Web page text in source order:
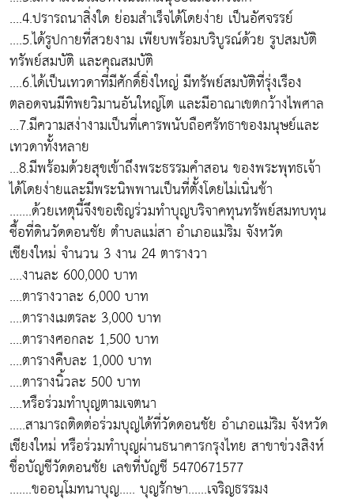
....4.ปรารถนาสิ่งใด ย่อมสำเร็จได้โดยง่าย เป็นอัศจรรย์
....5.ได้รูปกายที่สวยงาม เพียบพร้อมบริบูรณ์ด้วย รูปสมบัติ
ทรัพย์สมบัติ และคุณสมบัติ
....6.ได้เป็นเทวดาที่มีศักดิ์ยิ่งใหญ่ มีทรัพย์สมบัติที่รุ่งเรือง
ตลอดจนมีทิพยวิมานอันใหญ่โต และมีอาณาเขตกว้างไพศาล
...7.มีความสง่างามเป็นที่เคารพนับถือศรัทธาของมนุษย์และ
เทวดาทั้งหลาย
...8.มีพร้อมด้วยสุขเข้าถึงพระธรรมคำสอน ของพระพุทธเจ้า
ได้โดยง่ายและมีพระนิพพานเป็นที่ตั้งโดยไม่เนิ่นช้า
.......ด้วยเหตุนี้จึงขอเชิญร่วมทำบุญบริจาคทุนทรัพย์สมทบทุน
ซื้อที่ดินวัดดอนชัย ตำบลแม่สา อำเภอแม่ริม จังหวัด
เชียงใหม่ จำนวน 3 งาน 24 ตารางวา
....งานละ 600,000 บาท
....ตารางวาละ 6,000 บาท
....ตารางเมตรละ 3,000 บาท
....ตารางศอกละ 1,500 บาท
....ตารางคืบละ 1,000 บาท
....ตารางนิ้วละ 500 บาท
....หรือร่วมทำบุญตามเจตนา
.....สามารถติดต่อร่วมบุญได้ที่วัดดอนชัย อำเภอแม่ริม จังหวัด
เชียงใหม่ หรือร่วมทำบุญผ่านธนาคารกรุงไทย สาขาข่วงสิงห์
ชื่อบัญชีวัดดอนชัย เลขที่บัญชี 5470671577
.......ขออนุโมทนาบุญ..... บุญรักษา......เจริญธรรมง